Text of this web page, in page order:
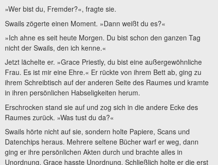
»Wer bist du, Fremder?«, fragte sie.
Swails zögerte einen Moment. »Dann weißt du es?«
»Ich ahne es seit heute Morgen. Du bist schon den ganzen Tag
nicht der Swails, den ich kenne.«
Jetzt lächelte er. »Grace Priestly, du bist eine außergewöhnliche
Frau. Es ist mir eine Ehre.« Er rückte von ihrem Bett ab, ging zu
ihrem Schreibtisch auf der anderen Seite des Raumes und kramte
in ihren persönlichen Habseligkeiten herum.
Erschrocken stand sie auf und zog sich in die andere Ecke des
Raumes zurück. »Was tust du da?«
Swails hörte nicht auf sie, sondern holte Papiere, Scans und
Datenchips heraus. Mehrere seltene Bücher warf er weg, dann
ging er ihre persönlichen Akten durch und brachte alles in
Unordnung. Grace hasste Unordnung. Schließlich holte er die erst